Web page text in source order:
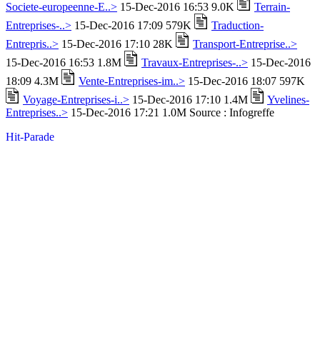
Societe-europeenne-E..> 15-Dec-2016 16:53 9.0K
Terrain-
Entreprises-..> 15-Dec-2016 17:09 579K
Traduction-
Entrepris..> 15-Dec-2016 17:10 28K
Transport-Entreprise..>
15-Dec-2016 16:53 1.8M
Travaux-Entreprises-..> 15-Dec-2016
18:09 4.3M
Vente-Entreprises-im..> 15-Dec-2016 18:07 597K
Voyage-Entreprises-i..> 15-Dec-2016 17:10 1.4M
Yvelines-
Entreprises..> 15-Dec-2016 17:21 1.0M Source : Infogreffe